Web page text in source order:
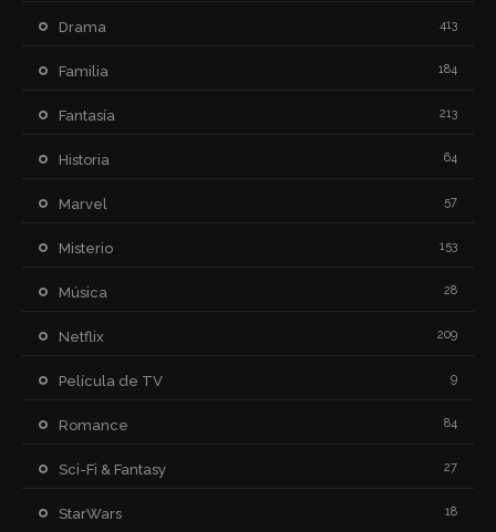
Drama 413
Familia 184
Fantasía 213
Historia 64
Marvel 57
Misterio 153
Música 28
Netflix 209
Película de TV 9
Romance 84
Sci-Fi & Fantasy 27
StarWars 18